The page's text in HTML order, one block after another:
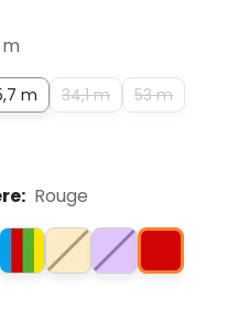
m
m 34,1 m
53 m
Rouge